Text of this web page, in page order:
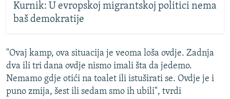
Kurnik: U evropskoj migrantskoj politici nema
baš demokratije
"Ovaj kamp, ova situacija je veoma loša ovdje. Zadnja
dva ili tri dana ovdje nismo imali šta da jedemo.
Nemamo gdje otići na toalet ili istuširati se. Ovdje je i
puno zmija, šest ili sedam smo ih ubili", tvrdi